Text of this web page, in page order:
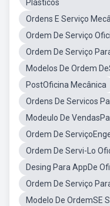
Plásticos
Ordens E Serviço
Ordem De Serviço
Ordem De Serviço
Modelos De Ordem
PostOficina Mecânica
Ordens De Servicos
Modeulo De
Ordem De
Ordem De Servi-Lo
Desing Para AppDe
Ordem De Serviço
Modelo De OrdemSE